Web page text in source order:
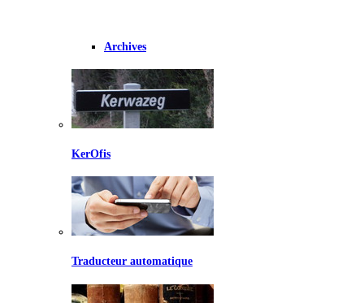
Archives
KerOfis
Traducteur automatique